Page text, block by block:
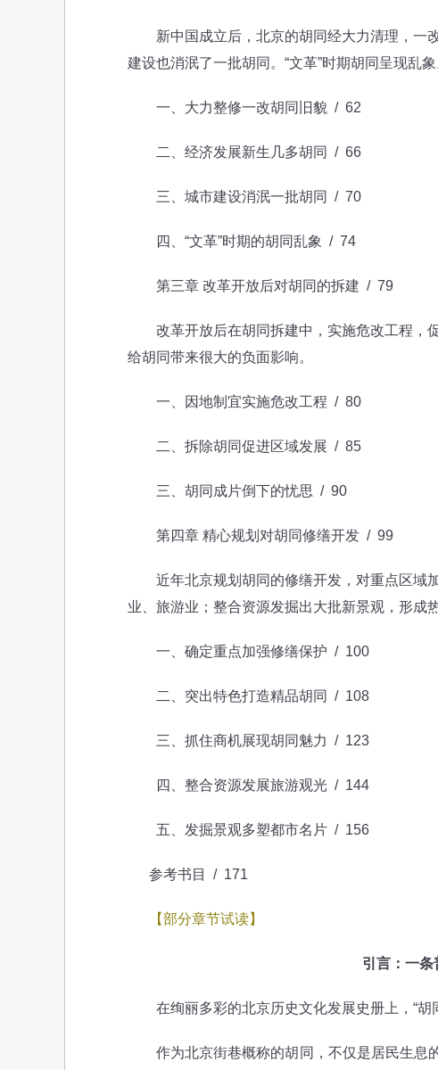
新中国成立后，北京的胡同经大力清理，一
建设也消泯了一批胡同。“文革”时期胡同呈现乱象
一、大力整修一改胡同旧貌 / 62
二、经济发展新生几多胡同 / 66
三、城市建设消泯一批胡同 / 70
四、“文革”时期的胡同乱象 / 74
第三章 改革开放后对胡同的拆建 / 79
改革开放后在胡同拆建中，实施危改工程，
给胡同带来很大的负面影响。
一、因地制宜实施危改工程 / 80
二、拆除胡同促进区域发展 / 85
三、胡同成片倒下的忧思 / 90
第四章 精心规划对胡同修缮开发 / 99
近年北京规划胡同的修缮开发，对重点区域
业、旅游业；整合资源发掘出大批新景观，形成
一、确定重点加强修缮保护 / 100
二、突出特色打造精品胡同 / 108
三、抓住商机展现胡同魅力 / 123
四、整合资源发展旅游观光 / 144
五、发掘景观多塑都市名片 / 156
参考书目 / 171
【部分章节试读】
引言：一
在绚丽多彩的北京历史文化发展史册上，“胡
作为北京街巷概称的胡同，不仅是居民生息